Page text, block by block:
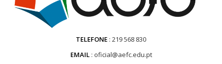
TELEFONE 219 568 830
EMAIL oficial@aefc.edu.pt